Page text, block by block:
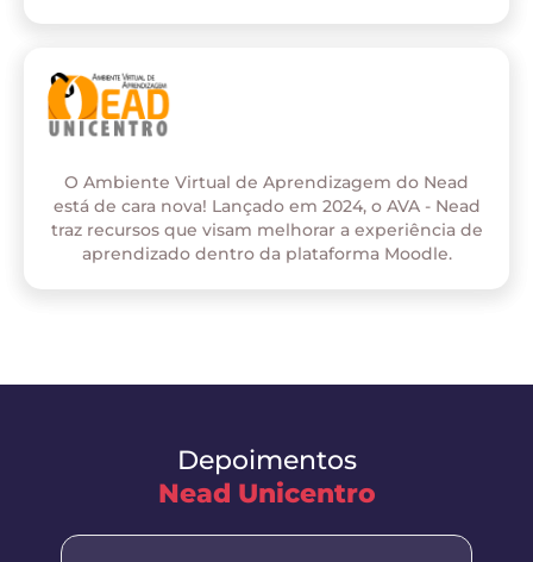
O Ambiente Virtual de Aprendizagem do Nead
está de cara nova! Lançado em 2024, o AVA - Nead
traz recursos que visam melhorar a experiência de
aprendizado dentro da plataforma Moodle.
Depoimentos
Nead Unicentro